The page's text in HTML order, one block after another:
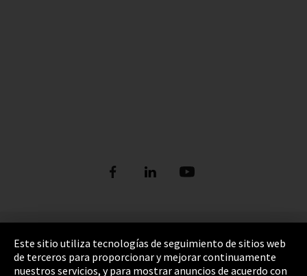
Pie de imprenta
Política de privacidad
Este sitio utiliza tecnologías de seguimiento de sitios web
de terceros para proporcionar y mejorar continuamente
nuestros servicios, y para mostrar anuncios de acuerdo con